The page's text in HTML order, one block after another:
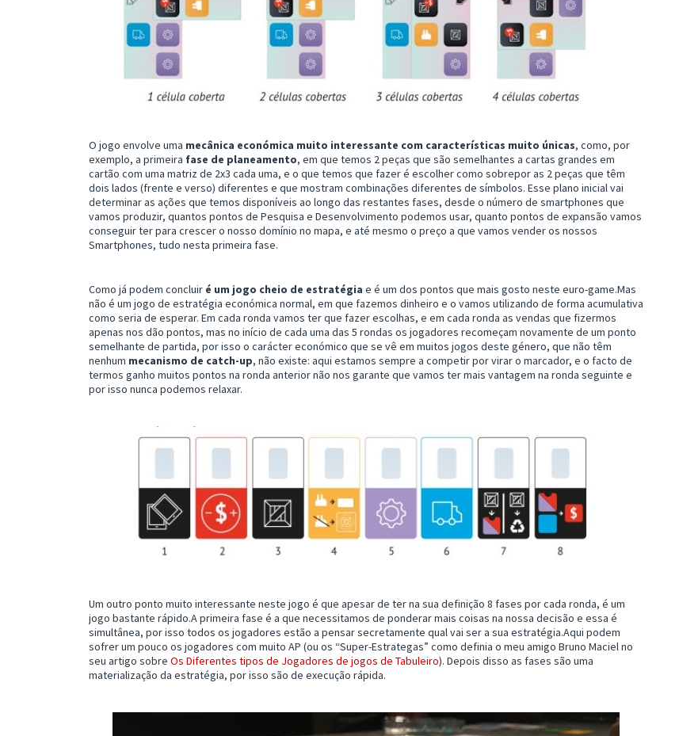
O jogo envolve uma mecânica económica muito interessante com características muito únicas, como, por
exemplo, a primeira fase de planeamento, em que temos 2 peças que são semelhantes a cartas grandes em
cartão com uma matriz de 2x3 cada uma, e o que temos que fazer é escolher como sobrepor as 2 peças que têm
dois lados (frente e verso) diferentes e que mostram combinações diferentes de símbolos. Esse plano inicial vai
determinar as ações que temos disponíveis ao longo das restantes fases, desde o número de smartphones que
vamos produzir, quantos pontos de Pesquisa e Desenvolvimento podemos usar, quanto pontos de expansão vamos
conseguir ter para crescer o nosso domínio no mapa, e até mesmo o preço a que vamos vender os nossos
Smartphones, tudo nesta primeira fase.
Como já podem concluir é um jogo cheio de estratégia e é um dos pontos que mais gosto neste euro-game.Mas
não é um jogo de estratégia económica normal, em que fazemos dinheiro e o vamos utilizando de forma acumulativa
como seria de esperar. Em cada ronda vamos ter que fazer escolhas, e em cada ronda as vendas que fizermos
apenas nos dão pontos, mas no início de cada uma das 5 rondas os jogadores recomeçam novamente de um ponto
semelhante de partida, por isso o carácter económico que se vê em muitos jogos deste género, que não têm
nenhum mecanismo de catch-up, não existe: aqui estamos sempre a competir por virar o marcador, e o facto de
termos ganho muitos pontos na ronda anterior não nos garante que vamos ter mais vantagem na ronda seguinte e
por isso nunca podemos relaxar.
Um outro ponto muito interessante neste jogo é que apesar de ter na sua definição 8 fases por cada ronda, é um
jogo bastante rápido.A primeira fase é a que necessitamos de ponderar mais coisas na nossa decisão e essa é
simultânea, por isso todos os jogadores estão a pensar secretamente qual vai ser a sua estratégia.Aqui podem
sofrer um pouco os jogadores com muito AP (ou os “Super-Estrategas” como definia o meu amigo Bruno Maciel no
seu artigo sobre Os Diferentes tipos de Jogadores de jogos de Tabuleiro). Depois disso as fases são uma
materialização da estratégia, por isso são de execução rápida.